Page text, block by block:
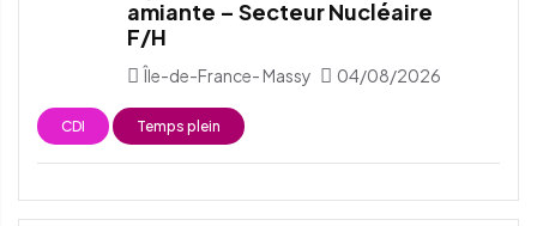
amiante – Secteur Nucléaire
F/H
Île-de-France- Massy 04/08/2026
CDI Temps plein